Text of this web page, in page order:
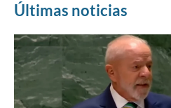
Últimas noticias